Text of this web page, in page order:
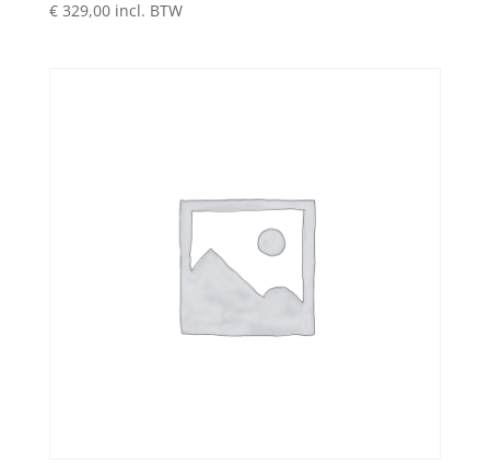
€329,00 incl. BTW